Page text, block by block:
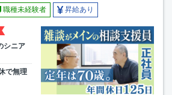
職種未経験者 昇給あり
シニア
で無理